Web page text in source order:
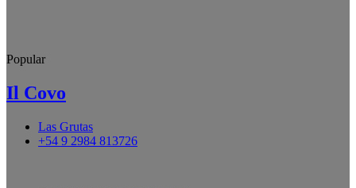
Popular
Il Covo
Las Grutas
+54 9 2984 813726